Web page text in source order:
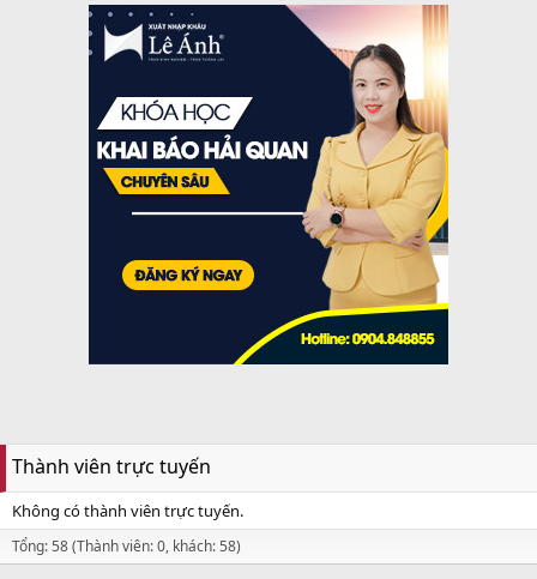
Thành viên trực tuyến
Không có thành viên trực tuyến.
Tổng: 58 (Thành viên: 0, khách: 58)